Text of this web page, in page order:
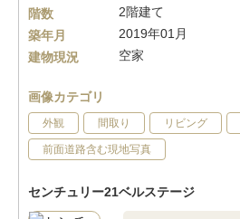
階数
2階建て
築年月
2019年01月
建物現況
空家
画像カテゴリ
外観 間取り リビング
前面道路含む現地写真
センチュリー21ベルステージ